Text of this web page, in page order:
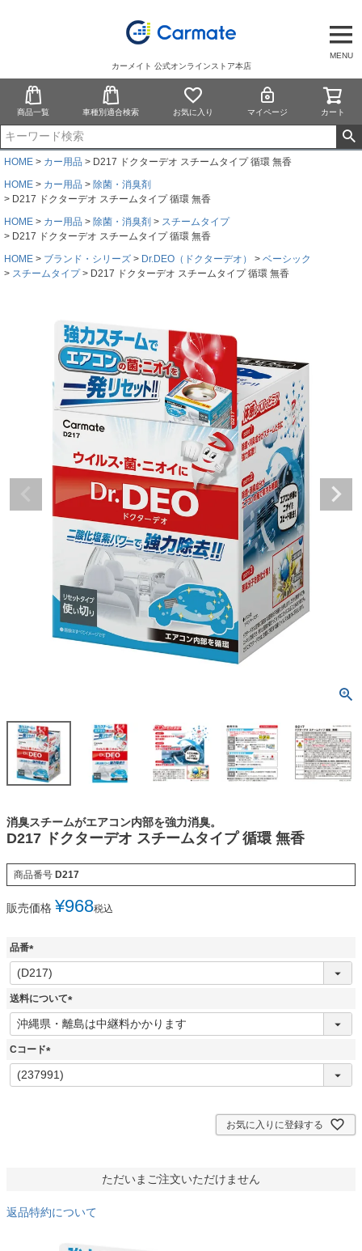
MENU
カーメイト 公式オンラインストア本店
商品一覧 車種別適合検索 お気に入り マイページ カート
HOME カー用品
D217 ドクターデオ スチームタイプ 循環 無香
HOME
カー用品
除菌・消臭剤
D217 ドクターデオ スチームタイプ 循環 無香
HOME
カー用品 除菌・消臭剤
スチームタイプ
D217 ドクターデオ スチームタイプ 循環 無香
HOME
ブランド・シリーズ Dr.DEO（ドクターデオ）
ベーシック
スチームタイプ
D217 ドクターデオ スチームタイプ 循環 無香
消臭スチームがエアコン内部を強力消臭。
D217 ドクターデオ スチームタイプ 循環 無香
商品番号 D217
販売価格 ¥968税込
品番
(
必
須
送料について
(
必
Cコード
(
必
お気に入りに登録する
ただいまご注文いただけません
返品特約について